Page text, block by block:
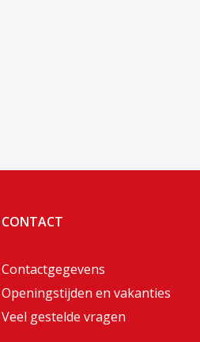
CONTACT
Contactgegevens
Openingstijden en vakanties
Veel gestelde vragen